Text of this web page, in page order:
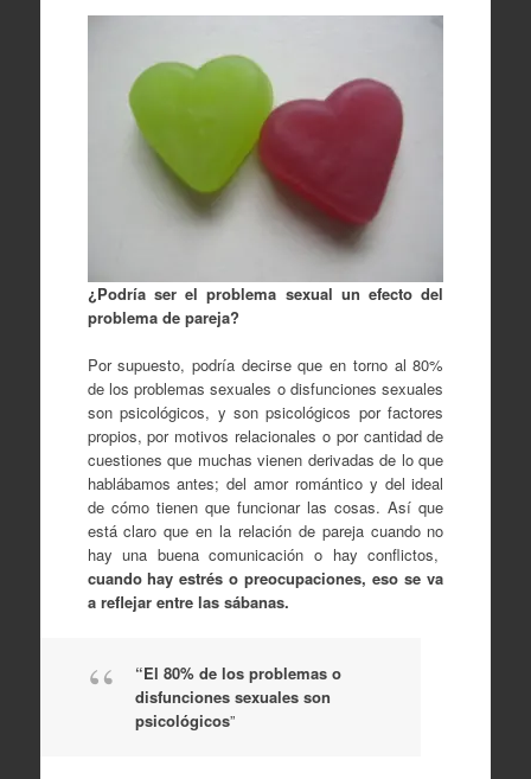
¿Podría ser el problema sexual un efecto del
problema de pareja?
Por supuesto, podría decirse que en torno al 80%
de los problemas sexuales o disfunciones sexuales
son psicológicos, y son psicológicos por factores
propios, por motivos relacionales o por cantidad de
cuestiones que muchas vienen derivadas de lo que
hablábamos antes; del amor romántico y del ideal
de cómo tienen que funcionar las cosas. Así que
está claro que en la relación de pareja cuando no
hay una buena comunicación o hay conflictos,
cuando hay estrés o preocupaciones, eso se va
a reflejar entre las sábanas.
“El 80% de los problemas o
disfunciones sexuales son
psicológicos”